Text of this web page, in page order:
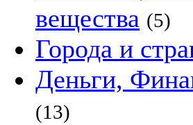
вещества (5)
Города и
Деньги,
(13)